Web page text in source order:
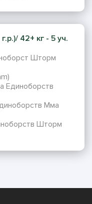
42+ кг - 5 уч.
Шторм
Единоборств
Мма
Шторм